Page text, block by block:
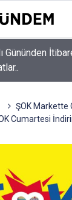
Gününden
“Bozkırın
Joker
ŞOK Markette
Cumartesi